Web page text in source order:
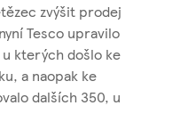
zvýšit prodej
Tesco upravilo
kterých došlo ke
a naopak ke
dalších 350, u